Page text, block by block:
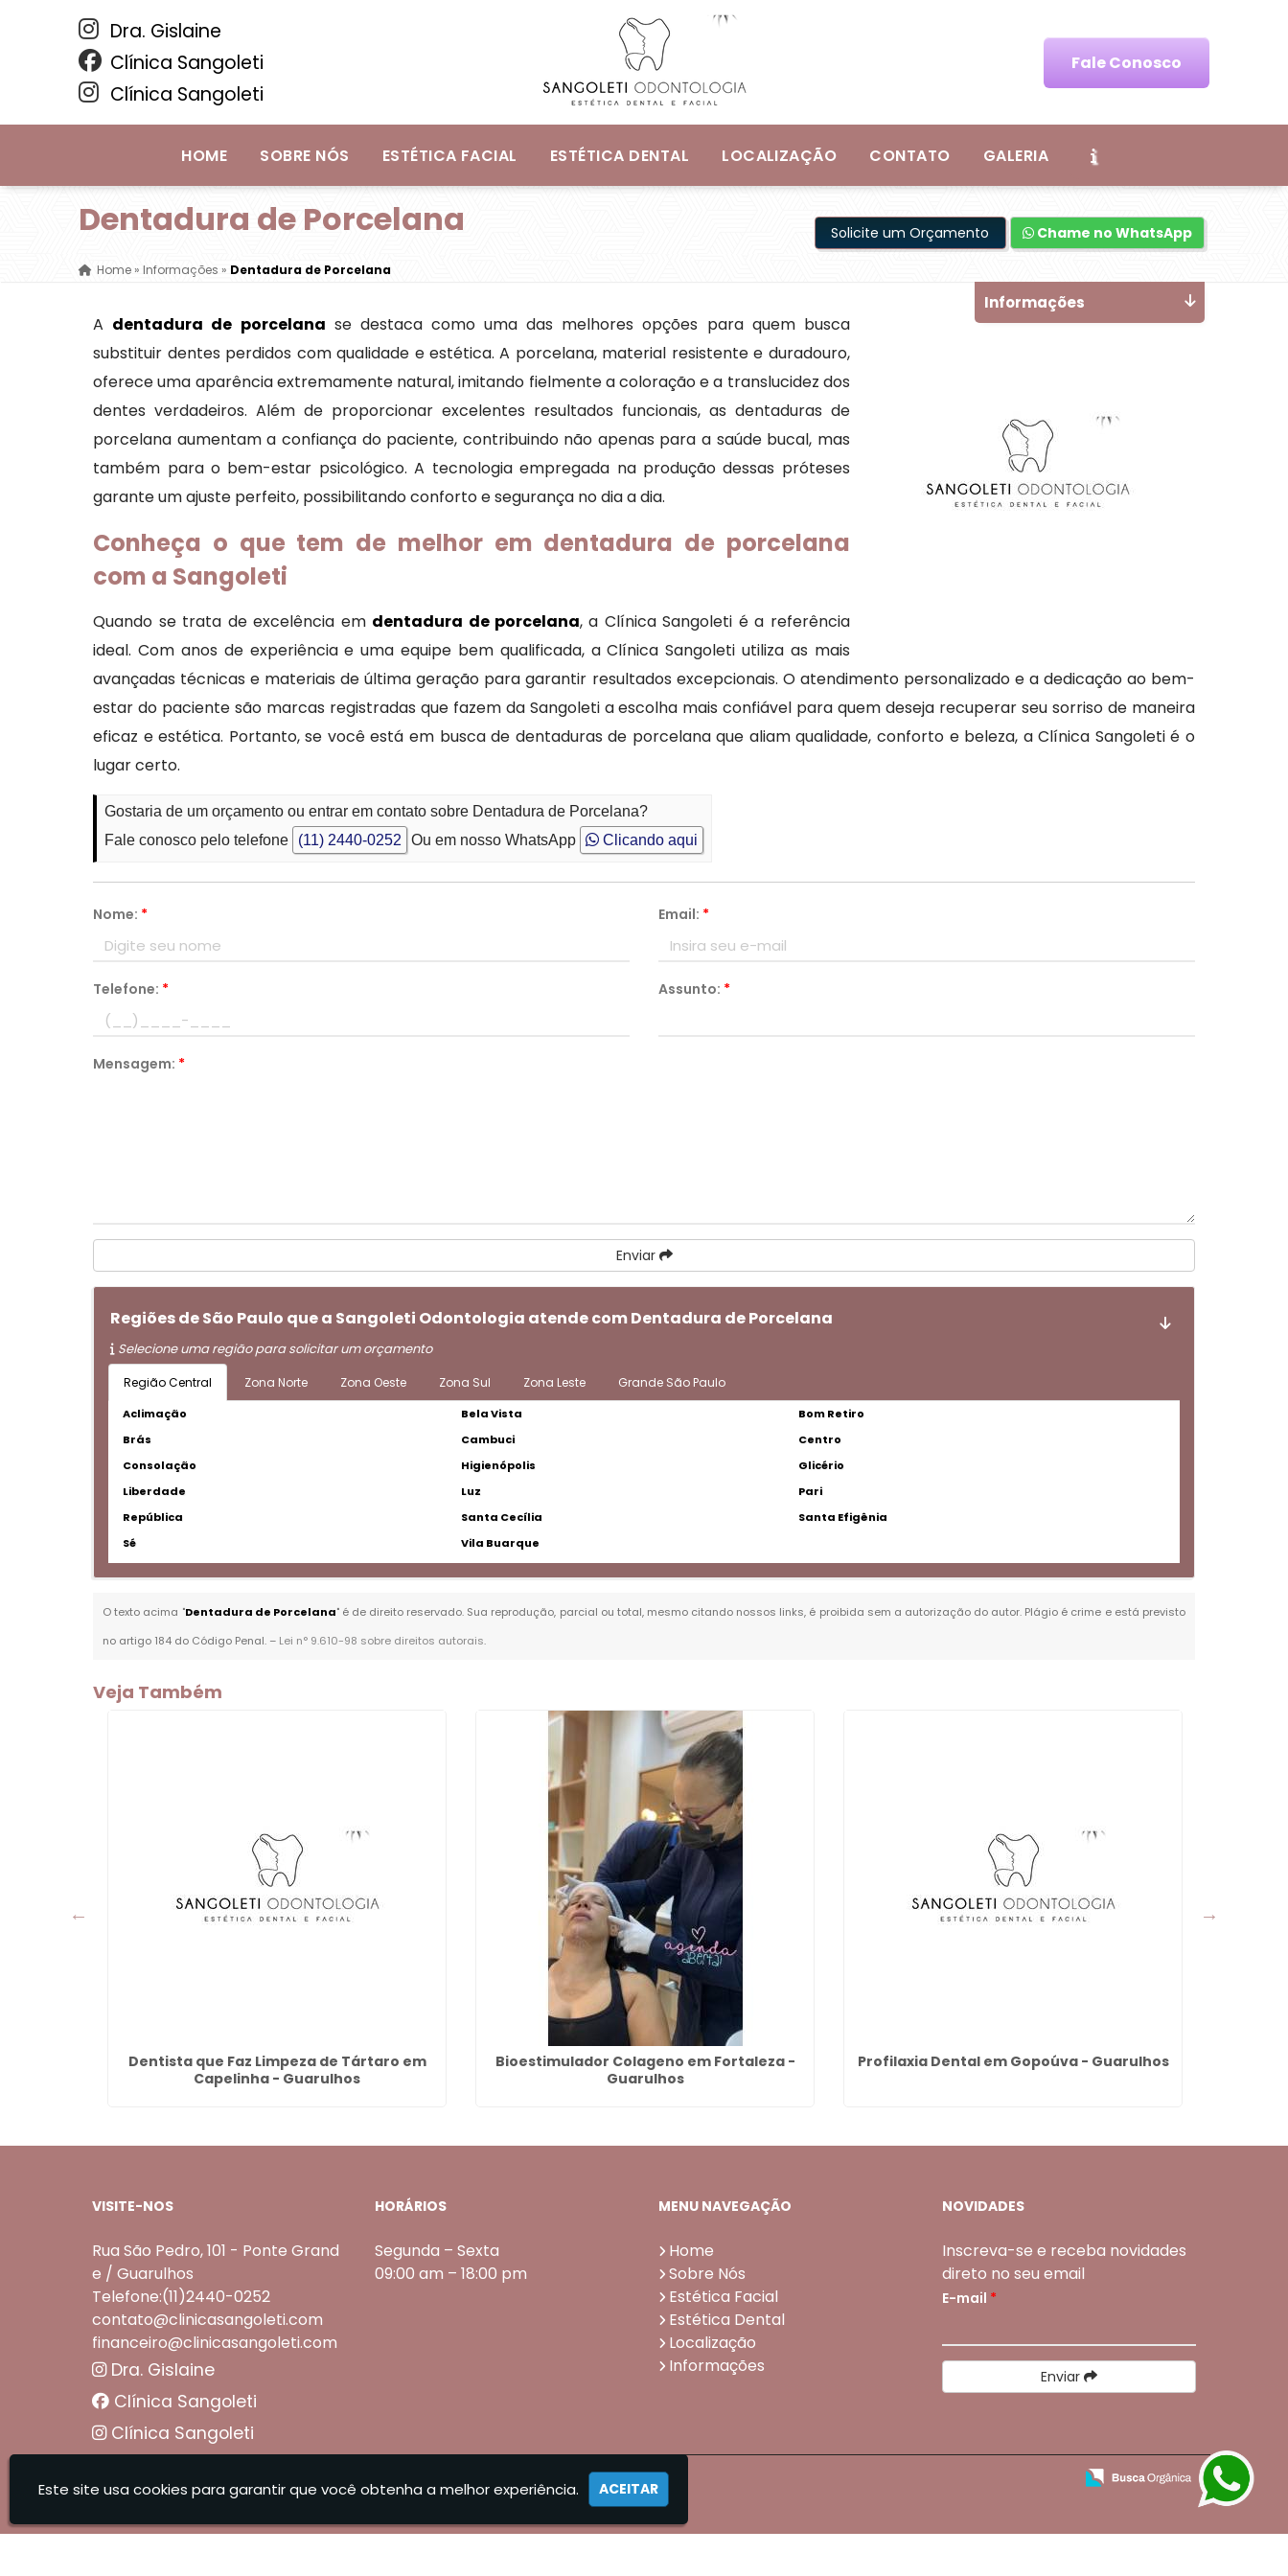
Dra. Gislaine
Clínica Sangoleti
Clínica Sangoleti
Fale Conosco
HOME SOBRE NÓS ESTÉTICA FACIAL ESTÉTICA DENTAL LOCALIZAÇÃO CONTATO GALERIA
Dentadura de Porcelana
Home»Informações » Dentadura de Porcelana
Solicite um Orçamento Chame no WhatsApp
A dentadura de porcelana se destaca como uma das melhores opções para quem busca
substituir dentes perdidos com qualidade e estética. A porcelana, material resistente e duradouro,
oferece uma aparência extremamente natural, imitando fielmente a coloração e a translucidez dos
dentes verdadeiros. Além de proporcionar excelentes resultados funcionais, as dentaduras de
porcelana aumentam a confiança do paciente, contribuindo não apenas para a saúde bucal, mas
também para o bem-estar psicológico. A tecnologia empregada na produção dessas próteses
garante um ajuste perfeito, possibilitando conforto e segurança no dia a dia.
Conheça o que tem de melhor em dentadura de porcelana
com a Sangoleti
Quando se trata de excelência em dentadura de porcelana, a Clínica Sangoleti é a referência
ideal. Com anos de experiência e uma equipe bem qualificada, a Clínica Sangoleti utiliza as mais
avançadas técnicas e materiais de última geração para garantir resultados excepcionais. O atendimento personalizado e a dedicação ao bem-
estar do paciente são marcas registradas que fazem da Sangoleti a escolha mais confiável para quem deseja recuperar seu sorriso de maneira
eficaz e estética. Portanto, se você está em busca de dentaduras de porcelana que aliam qualidade, conforto e beleza, a Clínica Sangoleti é o
lugar certo.
Gostaria de um orçamento ou entrar em contato sobre Dentadura de Porcelana?
Fale conosco pelo telefone
(11) 2440-0252 Ou em nosso WhatsApp Clicando aqui
Nome: * Email: *
Telefone: * Assunto: *
Mensagem: *
Enviar
Regiões de São Paulo que a Sangoleti Odontologia atende com Dentadura de Porcelana
Selecione uma região para solicitar um orçamento
Região Central Zona Norte Zona Oeste Zona Sul Zona Leste Grande São Paulo
Aclimação Bela Vista
Bom Retiro
Brás
Cambuci
Centro
Consolação
Higienópolis
Glicério
Liberdade
Luz
Pari
República
Santa Cecília
Santa Efigênia
Sé
Vila Buarque
O texto acima "Dentadura de Porcelana" é de direito reservado. Sua reprodução, parcial ou total, mesmo citando nossos links, é proibida sem a autorização do autor. Plágio é crime e está previsto
no artigo 184 do Código Penal. – Lei n° 9.610-98 sobre direitos autorais.
Informações
Veja Também
Dentista que Faz Limpeza de Tártaro em
Capelinha - Guarulhos
Bioestimulador Colageno em Fortaleza -
Guarulhos
Profilaxia Dental em Gopoúva - Guarulhos
VISITE-NOS
Rua São Pedro, 101 - Ponte Grand
e / Guarulhos
Telefone:(11)2440-0252
contato@clinicasangoleti.com
financeiro@clinicasangoleti.com
Dra. Gislaine
Clínica Sangoleti
Clínica Sangoleti
HORÁRIOS
Segunda – Sexta
09:00 am – 18:00 pm
MENU NAVEGAÇÃO
Home
Sobre Nós
Estética Facial
Estética Dental
Localização
Informações
NOVIDADES
Inscreva-se e receba novidades
direto no seu email
E-mail *
Enviar
Sangoleti Odontologia - Estética Dental e Facial
Este site usa cookies para garantir que você obtenha a melhor experiência. ACEITAR